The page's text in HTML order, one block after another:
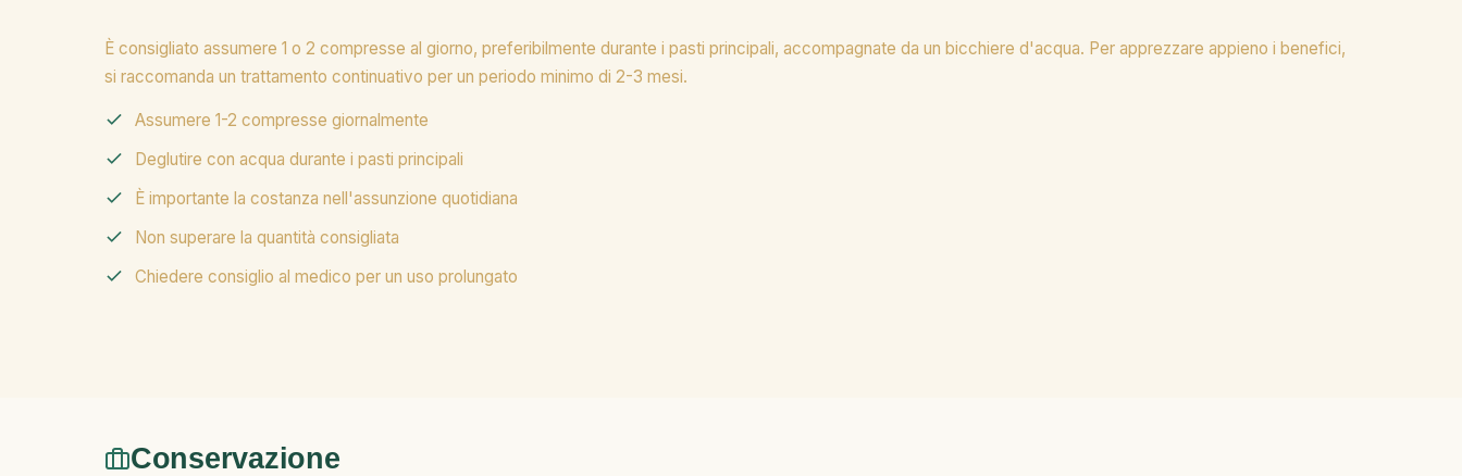
È consigliato assumere 1 o 2 compresse al giorno, preferibilmente durante i pasti principali, accompagnate da un bicchiere d'acqua. Per apprezzare appieno i benefici,
si raccomanda un trattamento continuativo per un periodo minimo di 2-3 mesi.
Assumere 1-2 compresse giornalmente
Deglutire con acqua durante i pasti principali
È importante la costanza nell'assunzione quotidiana
Non superare la quantità consigliata
Chiedere consiglio al medico per un uso prolungato
Conservazione